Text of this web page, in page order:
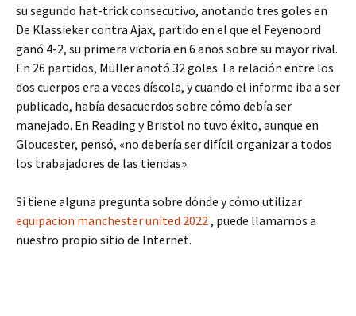
su segundo hat-trick consecutivo, anotando tres goles en
De Klassieker contra Ajax, partido en el que el Feyenoord
ganó 4-2, su primera victoria en 6 años sobre su mayor rival.
En 26 partidos, Müller anotó 32 goles. La relación entre los
dos cuerpos era a veces díscola, y cuando el informe iba a ser
publicado, había desacuerdos sobre cómo debía ser
manejado. En Reading y Bristol no tuvo éxito, aunque en
Gloucester, pensó, «no debería ser difícil organizar a todos
los trabajadores de las tiendas».
Si tiene alguna pregunta sobre dónde y cómo utilizar
equipacion manchester united 2022, puede llamarnos a
nuestro propio sitio de Internet.